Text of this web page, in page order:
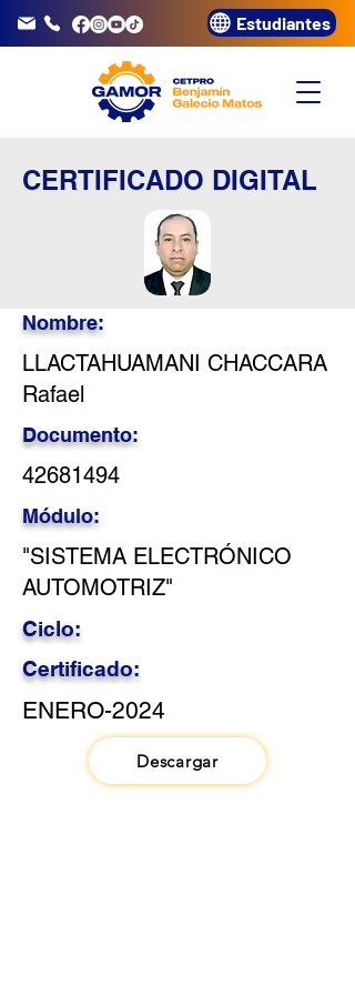
3320072 Estudiantes
CERTIFICADO DIGITAL
Nombre:
LLACTAHUAMANI CHACCARA
Rafael
Documento:
42681494
Módulo:
"SISTEMA ELECTRÓNICO
AUTOMOTRIZ"
Ciclo:
Certificado:
ENERO-2024
Descargar